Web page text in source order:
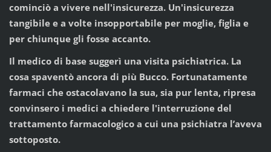
cominciò a vivere nell'insicurezza. Un'insicurezza
tangibile e a volte insopportabile per moglie, figlia e
per chiunque gli fosse accanto.
Il medico di base suggerì una visita psichiatrica. La
cosa spaventò ancora di più Bucco. Fortunatamente
farmaci che ostacolavano la sua, sia pur lenta, ripresa
convinsero i medici a chiedere l'interruzione del
trattamento farmacologico a cui una psichiatra l’aveva
sottoposto.